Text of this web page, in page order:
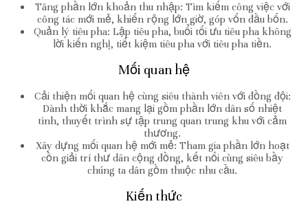
Tăng phần lớn khoản thu nhập: Tìm kiếm công việc với
công tác mới mẻ, khiến rộng lớn giờ, góp vốn đầu bốn.
Quản lý tiêu pha: Lập tiêu pha, buổi tối ưu tiêu pha không
lời kiến nghị, tiết kiệm tiêu pha với tiêu pha tiền.
Mối quan hệ
Cải thiện mối quan hệ cùng siêu thành viên với đồng đội:
Dành thời khắc mang lại gồm phần lớn dân số nhiệt
tình, thuyết trình sự tập trung quan trung khu với cảm
thương.
Xây dựng mối quan hệ mới mẻ: Tham gia phần lớn hoạt
cồn giải trí thư dãn cộng đồng, kết nối cùng siêu bầy
chúng ta dân gồm thuộc nhu cầu.
Kiến thức